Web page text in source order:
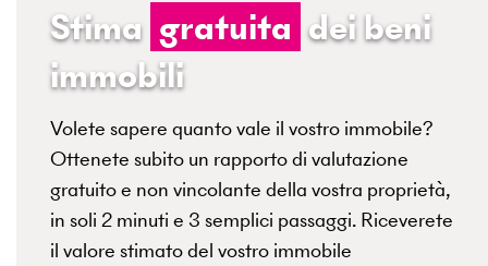
Stima gratuita dei beni
immobili
Volete sapere quanto vale il vostro immobile?
Ottenete subito un rapporto di valutazione
gratuito e non vincolante della vostra proprietà,
in soli 2 minuti e 3 semplici passaggi. Riceverete
il valore stimato del vostro immobile